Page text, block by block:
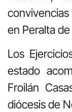
en Peralta de
Los
estado
Froilán
diócesis de